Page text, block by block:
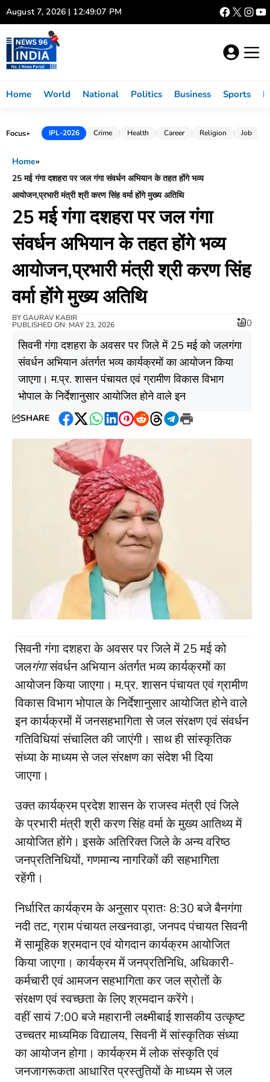
Skip
to
content
August 7, 2026 | 12:49:08 PM
Home World National Politics Business Sports
Focus► IPL-2026 Crime Health Career Religion Job
Home»
25 मई गंगा दशहरा पर जल गंगा संवर्धन अभियान के तहत होंगे भव्य
आयोजन,प्रभारी मंत्री श्री करण सिंह वर्मा होंगे मुख्य अतिथि
25 मई गंगा दशहरा पर जल गंगा
संवर्धन अभियान के तहत होंगे भव्य
आयोजन,प्रभारी मंत्री श्री करण सिंह
वर्मा होंगे मुख्य अतिथि
BYGAURAV KABIR
PUBLISHED ON: MAY 23, 2026 0
सिवनी गंगा दशहरा के अवसर पर जिले में 25 मई को जलगंगा
संवर्धन अभियान अंतर्गत भव्य कार्यक्रमों का आयोजन किया
जाएगा। म.प्र. शासन पंचायत एवं ग्रामीण विकास विभाग
भोपाल के निर्देशानुसार आयोजित होने वाले इन
SHARE
Facebook
Twitter
WhatsApp
LinkedIn
Pinterest
RedditThreads
Telegram
Print
सिवनी गंगा दशहरा के अवसर पर जिले में 25 मई को
जलगंगासंवर्धन अभियान अंतर्गत भव्य कार्यक्रमों का
आयोजन किया जाएगा। म.प्र. शासन पंचायत एवं ग्रामीण
विकास विभाग भोपाल के निर्देशानुसार आयोजित होने वाले
इन कार्यक्रमों में जनसहभागिता से जल संरक्षण एवं संवर्धन
गतिविधियां संचालित की जाएंगी। साथ ही सांस्कृतिक
संध्या के माध्यम से जल संरक्षण का संदेश भी दिया
जाएगा।
उक्त कार्यक्रम प्रदेश शासन के राजस्व मंत्री एवं जिले
के प्रभारी मंत्री श्री करण सिंह वर्मा के मुख्य आतिथ्य में
आयोजित होंगे। इसके अतिरिक्त जिले के अन्य वरिष्ठ
जनप्रतिनिधियों, गणमान्य नागरिकों की सहभागिता
रहेंगी।
निर्धारित कार्यक्रम के अनुसार प्रातः 8:30 बजे बैनगंगा
नदी तट, ग्राम पंचायत लखनवाड़ा, जनपद पंचायत सिवनी
में सामूहिक श्रमदान एवं योगदान कार्यक्रम आयोजित
किया जाएगा। कार्यक्रम में जनप्रतिनिधि, अधिकारी-
कर्मचारी एवं आमजन सहभागिता कर जल स्रोतों के
संरक्षण एवं स्वच्छता के लिए श्रमदान करेंगे।
वहीं सायं 7:00 बजे महारानी लक्ष्मीबाई शासकीय उत्कृष्ट
उच्चतर माध्यमिक विद्यालय, सिवनी में सांस्कृतिक संध्या
का आयोजन होगा। कार्यक्रम में लोक संस्कृति एवं
जनजागरूकता आधारित प्रस्तुतियों के माध्यम से जल